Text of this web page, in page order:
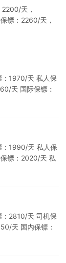
天，
镖：2260/天，
：1970/天 私人保
天 国际保镖：
：1990/天 私人保
镖：2020/天 私
：2810/天 司机保
天 国内保镖：